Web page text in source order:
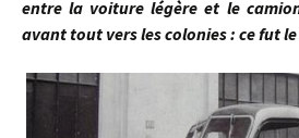
entre la voiture légère et le
avant tout vers les colonies : ce fut le